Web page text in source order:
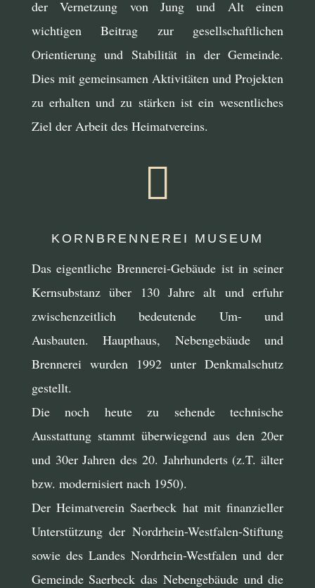
der Vernetzung von Jung und Alt einen
wichtigen Beitrag zur gesellschaftlichen
Orientierung und Stabilität in der Gemeinde.
Dies mit gemeinsamen Aktivitäten und Projekten
zu erhalten und zu stärken ist ein wesentliches
Ziel der Arbeit des Heimatvereins.

KORNBRENNEREI MUSEUM
Das eigentliche Brennerei-Gebäude ist in seiner
Kernsubstanz über 130 Jahre alt und erfuhr
zwischenzeitlich bedeutende Um- und
Ausbauten. Haupthaus, Nebengebäude und
Brennerei wurden 1992 unter Denkmalschutz
gestellt.
Die noch heute zu sehende technische
Ausstattung stammt überwiegend aus den 20er
und 30er Jahren des 20. Jahrhunderts (z.T. älter
bzw. modernisiert nach 1950).
Der Heimatverein Saerbeck hat mit finanzieller
Unterstützung der Nordrhein-Westfalen-Stiftung
sowie des Landes Nordrhein-Westfalen und der
Gemeinde Saerbeck das Nebengebäude und die